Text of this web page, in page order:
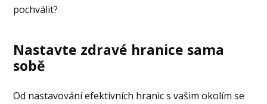
pochválit?
Nastavte zdravé hranice sama
sobě
Od nastavování efektivních hranic s vašim okolím se